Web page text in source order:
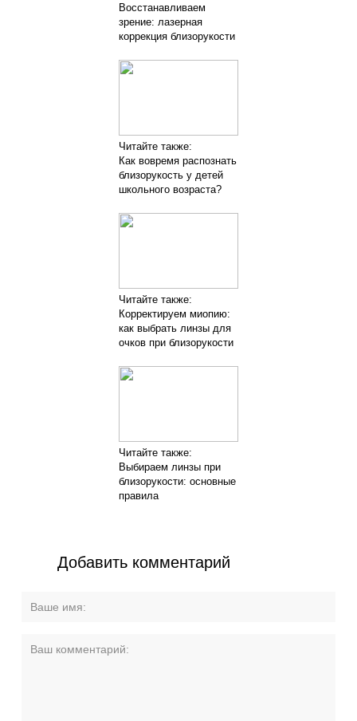
Восстанавливаем
зрение: лазерная
коррекция близорукости
Читайте также:
Как вовремя распознать
близорукость у детей
школьного возраста?
Читайте также:
Корректируем миопию:
как выбрать линзы для
очков при близорукости
Читайте также:
Выбираем линзы при
близорукости: основные
правила
Добавить комментарий